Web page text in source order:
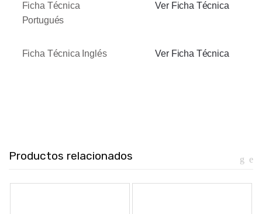
Ficha Técnica
Portugués
Ver Ficha Técnica
Ficha Técnica Inglés Ver Ficha Técnica
Productos relacionados